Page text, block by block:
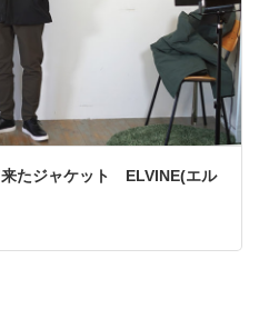
たジャケット ELVINE(エル